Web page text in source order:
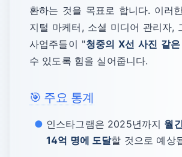
환하는 것을 목표로 합니다. 이러
지털 마케터, 소셜 미디어 관리자,
사업주들이 "청중의 X선 사진 같
수 있도록 힘을 실어줍니다.
🎯 주요 통계
인스타그램은 2025년까지 월
14억 명에 도달할 것으로 예상